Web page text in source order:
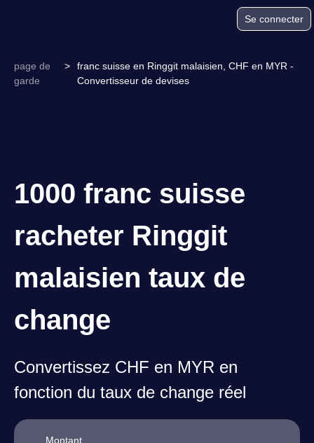
Se connecter
page de
garde
>
franc suisse en Ringgit malaisien, CHF en MYR -
Convertisseur de devises
1000 franc suisse
racheter Ringgit
malaisien taux de
change
Convertissez CHF en MYR en
fonction du taux de change réel
Montant